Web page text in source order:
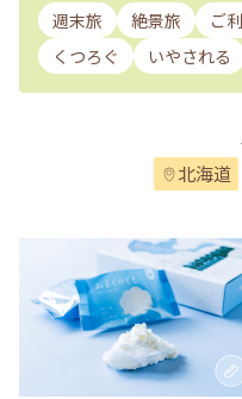
週末旅 絶景旅 ご
くつろぐ
いやされる
北海道